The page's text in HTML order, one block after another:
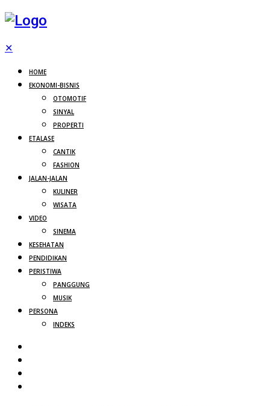
✕
HOME
EKONOMI-BISNIS
OTOMOTIF
SINYAL
PROPERTI
ETALASE
CANTIK
FASHION
JALAN-JALAN
KULINER
WISATA
VIDEO
SINEMA
KESEHATAN
PENDIDIKAN
PERISTIWA
PANGGUNG
MUSIK
PERSONA
INDEKS